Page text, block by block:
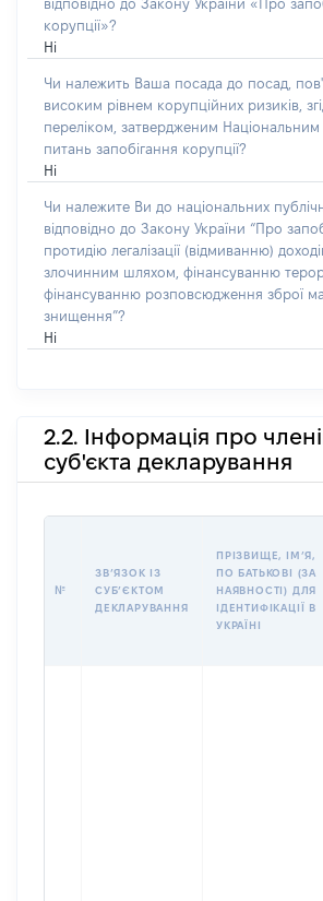
відповідно до Закону України «Про
корупції»?
Ні
Чи належить Ваша посада до посад,
високим рівнем корупційних ризиків,
переліком, затвердженим Національним
питань запобігання корупції?
Ні
Чи належите Ви до національних
відповідно до Закону України “Про
протидію легалізації (відмиванню)
злочинним шляхом, фінансуванню
фінансуванню розповсюдження зброї
знищення”?
Ні
2.2. Інформація про
суб'єкта декларування
№
ЗВʼЯЗОК ІЗ
СУБʼЄКТОМ
ДЕКЛАРУВАННЯ
ПРІЗВИЩЕ, ІМʼЯ,
ПО БАТЬКОВІ (ЗА
НАЯВНОСТІ) ДЛЯ
ІДЕНТИФІКАЦІЇ В
УКРАЇНІ